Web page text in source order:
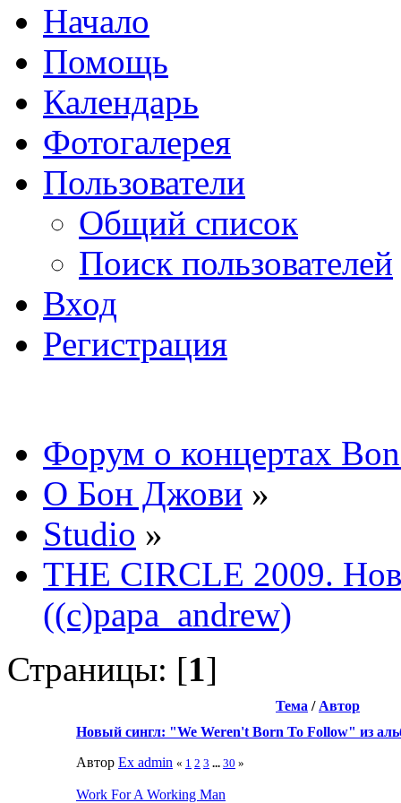
Начало
Помощь
Календарь
Фотогалерея
Пользователи
Общий список
Поиск пользователей
Вход
Регистрация
Форум о концертах
О Бон Джови »
Studio »
THE CIRCLE 2009.
((c)papa_andrew)
Страницы: [1]
Тема / Автор
Новый сингл: "We Weren't Born To Follow" из
Автор Ex admin « 1 2 3 ... 30 »
Work For A Working Man